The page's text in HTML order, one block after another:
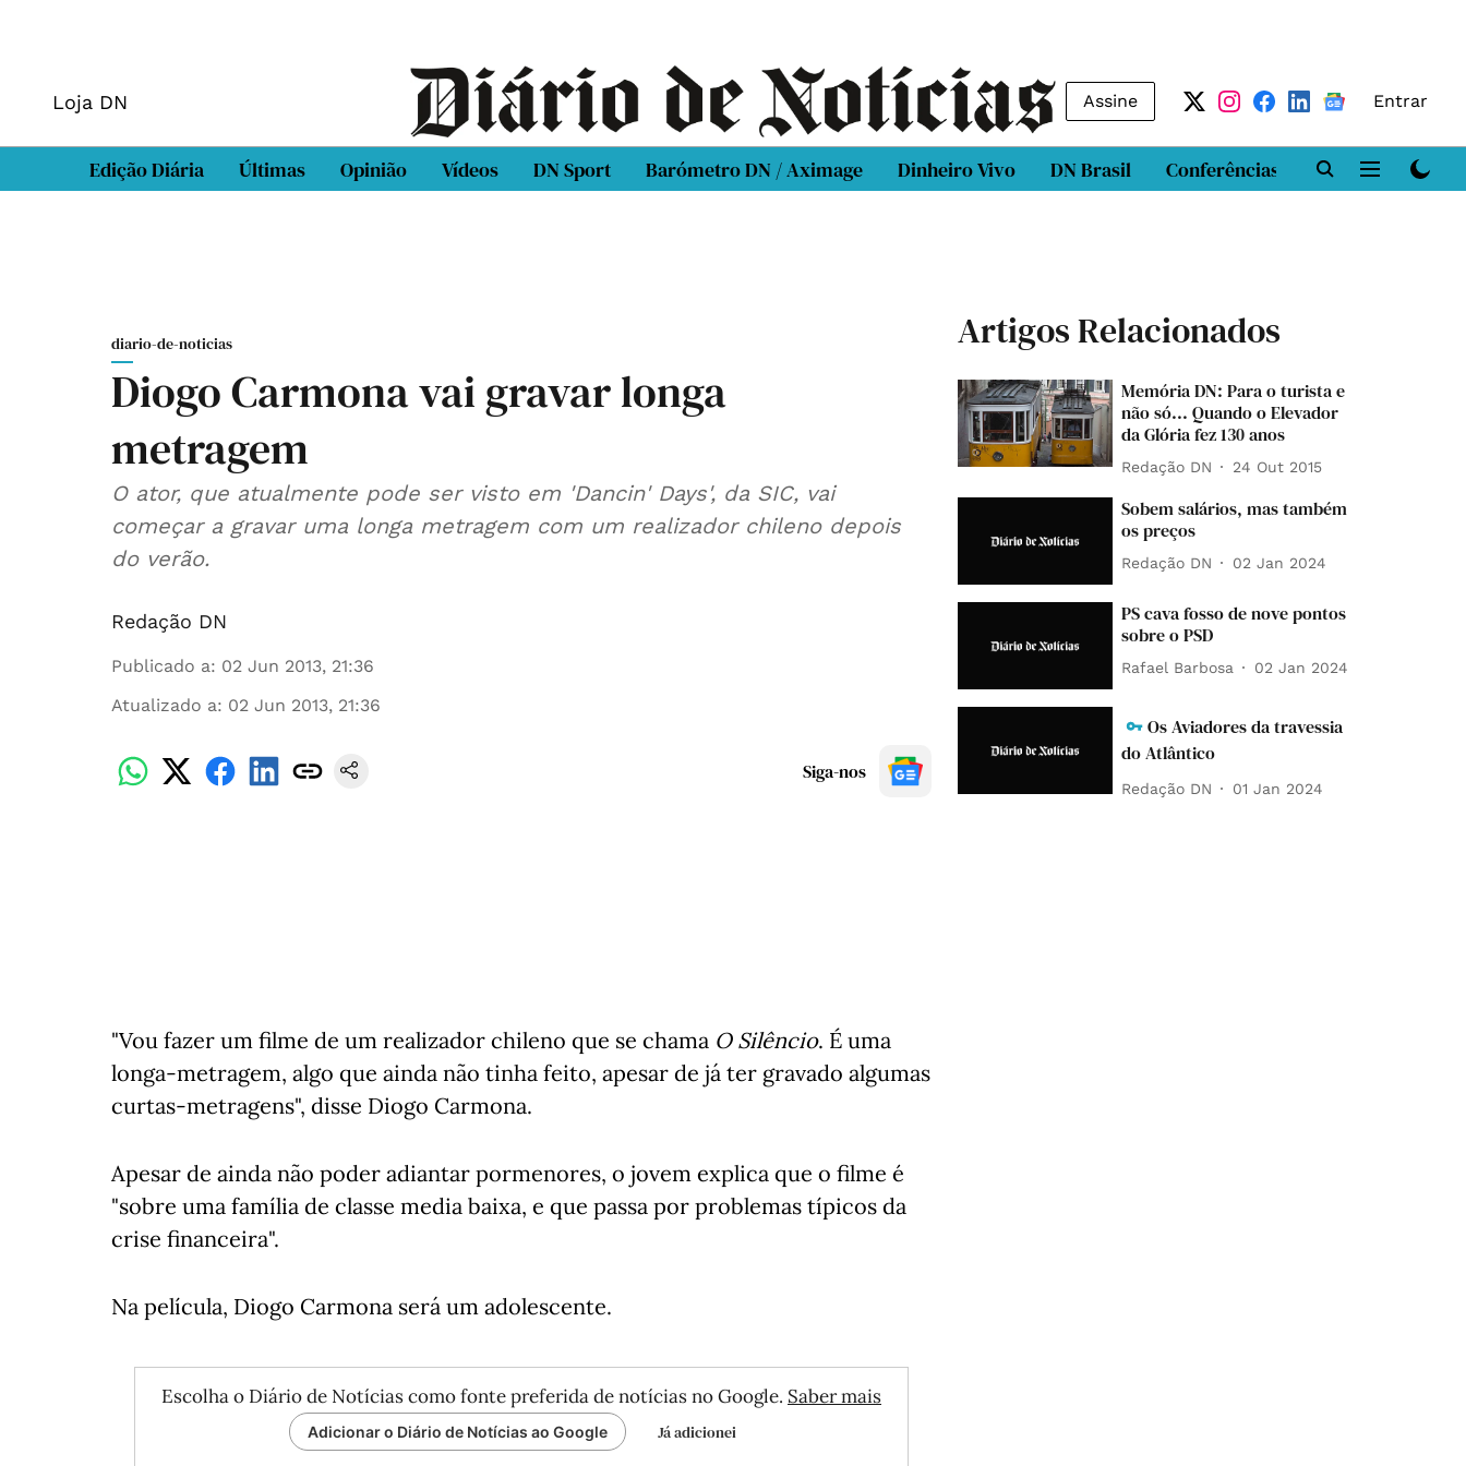
Loja DN Assine Entrar
Edição Diária Últimas Opinião Vídeos DN Sport Barómetro DN / Aximage Dinheiro Vivo DN Brasil Conferências DN LAB
diario-de-noticias
Diogo Carmona vai gravar longa
metragem
O ator, que atualmente pode ser visto em 'Dancin' Days', da SIC, vai
começar a gravar uma longa metragem com um realizador chileno depois
do verão.
Redação DN
Publicado a: 02 Jun 2013, 21:36
Atualizado a: 02 Jun 2013, 21:36
Siga-nos
"Vou fazer um filme de um realizador chileno que se chama O Silêncio. É uma
longa-metragem, algo que ainda não tinha feito, apesar de já ter gravado algumas
curtas-metragens", disse Diogo Carmona.
Apesar de ainda não poder adiantar pormenores, o jovem explica que o filme é
"sobre uma família de classe media baixa, e que passa por problemas típicos da
crise financeira".
Na película, Diogo Carmona será um adolescente.
Escolha o Diário de Notícias como fonte preferida de notícias no Google. Saber mais
Adicionar o Diário de Notícias ao Google Já adicionei
Artigos Relacionados
Memória DN: Para o turista e
não só... Quando o Elevador
da Glória fez 130 anos
Redação DN 24 Out 2015
Sobem salários, mas também
os preços
Redação DN 02 Jan 2024
PS cava fosso de nove pontos
sobre o PSD
Rafael Barbosa 02 Jan 2024
Os Aviadores da travessia
do Atlântico
Redação DN 01 Jan 2024